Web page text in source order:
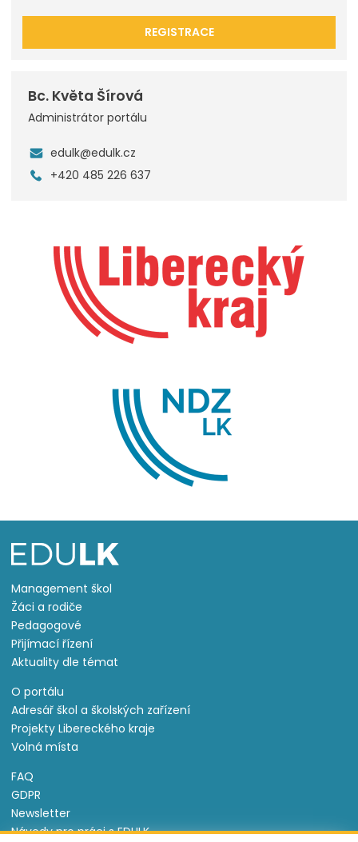
REGISTRACE
Bc. Květa Šírová
Administrátor portálu
edulk@edulk.cz
+420 485 226 637
Management škol
Žáci a rodiče
Pedagogové
Přijímací řízení
Aktuality dle témat
O portálu
Adresář škol a školských zařízení
Projekty Libereckého kraje
Volná místa
FAQ
GDPR
Newsletter
Návody pro práci s EDULK